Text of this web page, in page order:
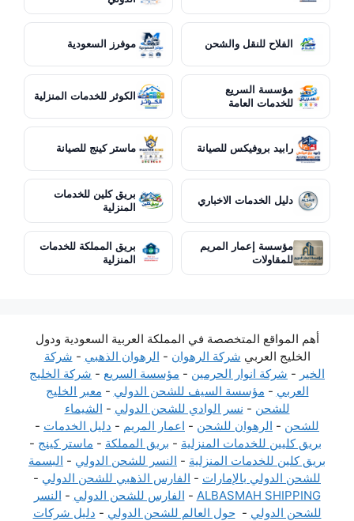
الفلاح للنقل والشحن موفرز السعودية
مؤسسة السريع
للخدمات العامة
الكوثر للخدمات المنزلية
رابيد بروفيكس للصيانة ماستر كينج للصيانة
دليل الخدمات الاخباري
بريق كلين للخدمات
المنزلية
مؤسسة إعمار المريم
للمقاولات
بريق المملكة للخدمات
المنزلية
أهم المواقع المتخصصة في المملكة العربية السعودية ودول
الخليج العربي شركة الرهوان - الرهوان الذهبي - شركة
الخير - شركة انوار الحرمين - مؤسسة السريع - شركة الخليج
العربي - مؤسسة السيف للشحن الدولي - معبر الخليج
للشحن - نسر الوادي للشحن الدولي - الشيماء
للشحن - الرهوان للشحن - اعمار المريم - دليل الخدمات -
بريق كليين للخدمات المنزلية - بريق المملكة - ماستر كينج -
بريق كلين للخدمات المنزلية - النسر للشحن الدولي - البسمة
للشحن الدولي بالإمارات - الفارس الذهبي للشحن الدولي -
ALBASMAH SHIPPING
- الفارس للشحن الدولي - النسر
للشحن الدولي -حول العالم للشحن الدولي - دليل شركات